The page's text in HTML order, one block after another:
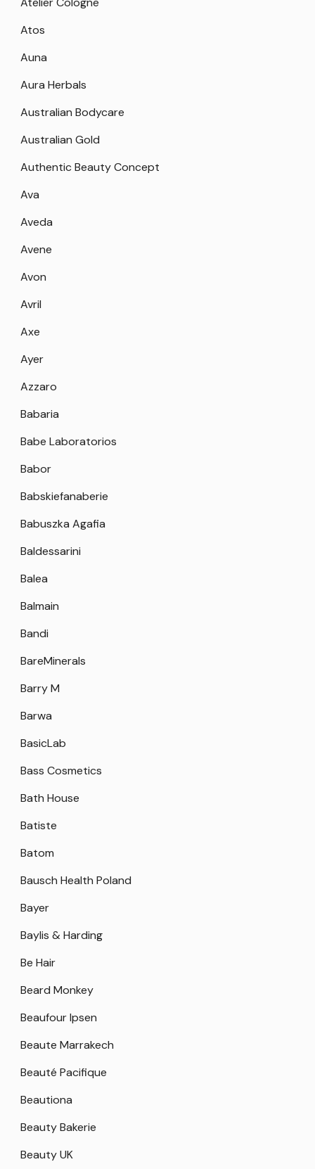
Atos
Auna
Aura Herbals
Australian Bodycare
Australian Gold
Authentic Beauty Concept
Ava
Aveda
Avene
Avon
Avril
Axe
Ayer
Azzaro
Babaria
Babe Laboratorios
Babor
Babskiefanaberie
Babuszka Agafia
Baldessarini
Balea
Balmain
Bandi
BareMinerals
Barry M
Barwa
BasicLab
Bass Cosmetics
Bath House
Batiste
Batom
Bausch Health Poland
Bayer
Baylis & Harding
Be Hair
Beard Monkey
Beaufour Ipsen
Beaute Marrakech
Beauté Pacifique
Beautiona
Beauty Bakerie
Beauty UK